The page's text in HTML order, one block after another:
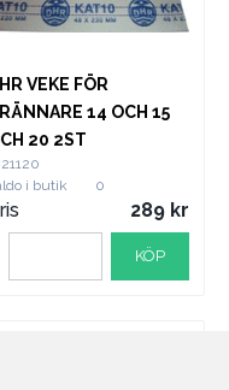
VEKE FÖR
14 OCH 15
20 2ST
i butik
0
289
KÖP